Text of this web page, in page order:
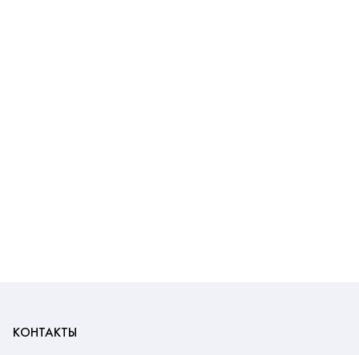
КОНТАКТЫ